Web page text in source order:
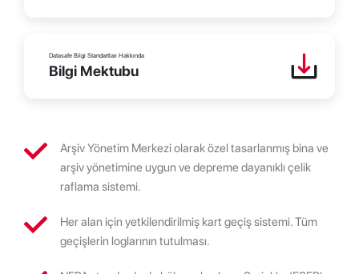
Datasafe Bilgi Standartları Hakkında
Bilgi Mektubu
Arşiv Yönetim Merkezi olarak özel tasarlanmış bina ve
arşiv yönetimine uygun ve depreme dayanıklı çelik
raflama sistemi.
Her alan için yetkilendirilmiş kart geçiş sistemi. Tüm
geçişlerin loglarının tutulması.